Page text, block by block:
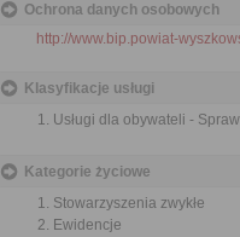
Ochrona danych osobowych
http://www.bip.powiat-
Klasyfikacje usługi
Usługi dla obywateli -
Kategorie życiowe
Stowarzyszenia zwykłe
Ewidencje